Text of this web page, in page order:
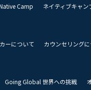
Camp ネイティブキャン
ーについて
カウンセリング
Going Global 世界への挑戦